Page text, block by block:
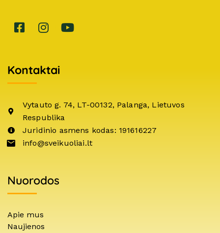
Kontaktai
Vytauto g. 74, LT-00132, Palanga, Lietuvos
Respublika
Juridinio asmens kodas: 191616227
info@sveikuoliai.lt
Nuorodos
Apie mus
Naujienos